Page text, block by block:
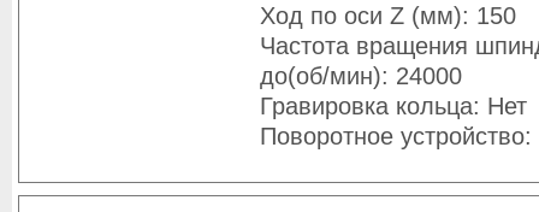
Ход по оси Z (мм): 150
Частота вращения
до(об/мин): 24000
Гравировка кольца: Нет
Поворотное